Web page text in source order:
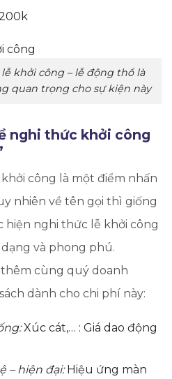
khởi công – lễ động thổ là
quan trọng cho sự kiện này
nghi thức khởi công
công là một điểm nhấn
nhiên về tên gọi thì giống
hiện nghi thức lễ khởi công
và phong phú.
cùng quý doanh
dành cho chi phí này:
Xúc cát,… : Giá dao động
– hiện đại:Hiệu ứng màn